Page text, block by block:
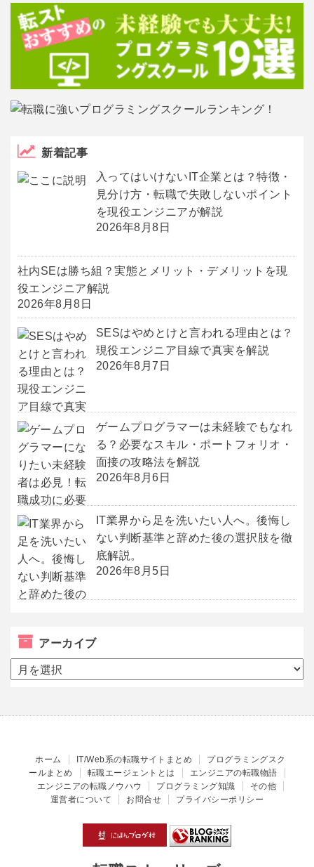
新着記事
入ってはいけないIT企業とは？特徴・
見分け方・転職で失敗しないポイント
を現役エンジニアが解説
2026年8月8日
社内SEは勝ち組？実態とメリット・デメリットを現
役エンジニア解説
2026年8月8日
SESはやめとけと言われる理由とは？
現役エンジニア目線で真実を解説
2026年8月7日
ゲームプログラマーは未経験でもなれ
る？必要なスキル・ポートフォリオ・
面接の攻略法を解説
2026年8月6日
IT業界から足を洗いたい人へ。後悔し
ない判断基準と辞めた後の選択肢を徹
底解説。
2026年8月5日
アーカイブ
ア
ー
ホーム IT/Web系の転職サイトまとめ
プログラミングスク
ールまとめ
転職エージェントとは
エンジニアの転職物語
エンジニアの転職ノウハウ
プログラミング知識
その他
運営者について
お問合せ プライバシーポリシー